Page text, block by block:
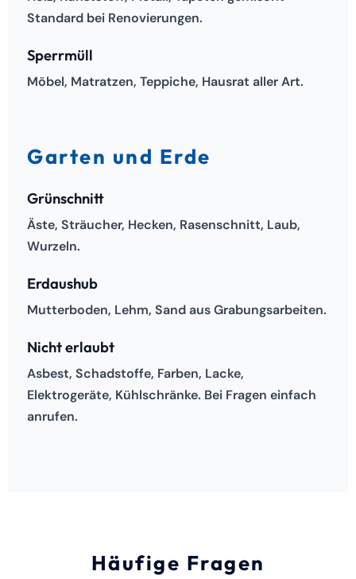
Standard bei Renovierungen.
Sperrmüll
Möbel, Matratzen, Teppiche, Hausrat aller Art.
Garten und Erde
Grünschnitt
Äste, Sträucher, Hecken, Rasenschnitt, Laub,
Wurzeln.
Erdaushub
Mutterboden, Lehm, Sand aus Grabungsarbeiten.
Nicht erlaubt
Asbest, Schadstoffe, Farben, Lacke,
Elektrogeräte, Kühlschränke. Bei Fragen einfach
anrufen.
Häufige Fragen